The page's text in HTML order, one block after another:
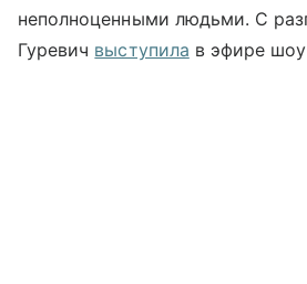
неполноценными людьми. С
Гуревич выступила в эфире